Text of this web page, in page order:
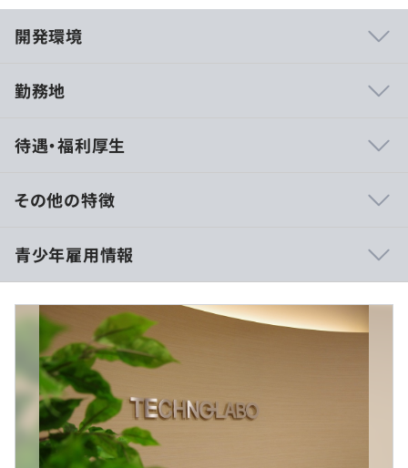
開発環境
クノラボは新しい仲間を求めています！〜
発の100%を自社内にておこなっています。
お客様のニーズに合わせたオーダーメイドを主軸として、
貫しておこなっています。
経験や知識はもちろん、あなたの“人間としての魅力”を充
分に発揮していただける職場です。
自社開発のシステムになるため、クライアントからの強い
要望／納期に追われることはありません。
OJTおよび社外研修制度
勤務地
待遇・福利厚生
■賃金形態：月給制
■賃金の決定方法：当社規定により決定いたします
■月給：約197,000円～
・基本給：約258,600円～
・固定残業代：40時間分、約61,600円～（超過分は別途
支給）
【月給例】
■大学卒･専門4年課程卒
∟月給280,900円（基本給214,000円＋開発手当66,900
その他の特徴
青少年雇用情報
過去３年間の新卒採用者数・離職者数
前年度 採用者数0人 離職者数0人
2年度前 採用者数1人 離職者数0人
3年度前 採用者数1人 離職者数1人
過去３年間の新卒採用者数の男女別人数
前年度 男性0人 女性0人